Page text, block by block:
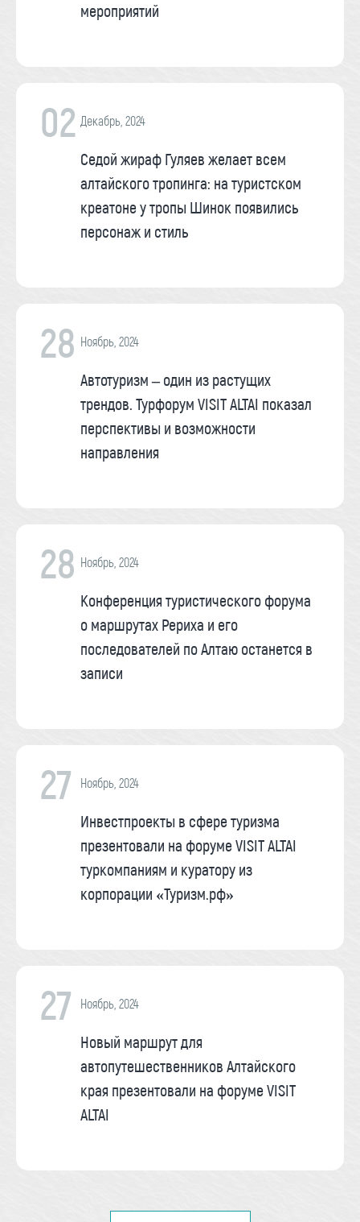
мероприятий
02 Декабрь, 2024
Седой жираф Гуляев желает всем
алтайского тропинга: на туристском
креатоне у тропы Шинок появились
персонаж и стиль
28 Ноябрь, 2024
Автотуризм – один из растущих
трендов. Турфорум VISIT ALTAI показал
перспективы и возможности
направления
28 Ноябрь, 2024
Конференция туристического форума
о маршрутах Рериха и его
последователей по Алтаю останется в
записи
27 Ноябрь, 2024
Инвестпроекты в сфере туризма
презентовали на форуме VISIT ALTAI
туркомпаниям и куратору из
корпорации «Туризм.рф»
27 Ноябрь, 2024
Новый маршрут для
автопутешественников Алтайского
края презентовали на форуме VISIT
ALTAI